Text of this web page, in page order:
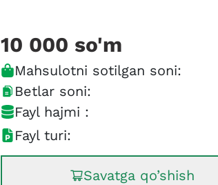
10 000 so'm
Mahsulotni sotilgan soni:
Betlar soni:
Fayl hajmi :
Fayl turi:
Savatga qo’shish